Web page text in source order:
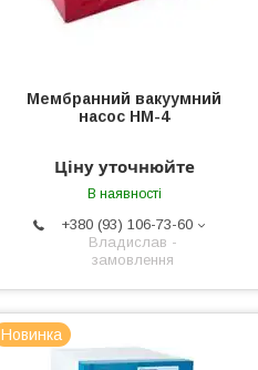
Мембранний вакуумний
насос НМ-4
Ціну уточнюйте
В наявності
+380 (93) 106-73-60
Владислав -
замовлення
Новинка